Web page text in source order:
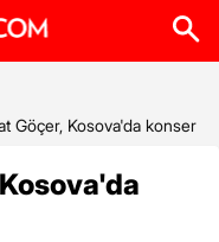
Göçer, Kosova'da konser